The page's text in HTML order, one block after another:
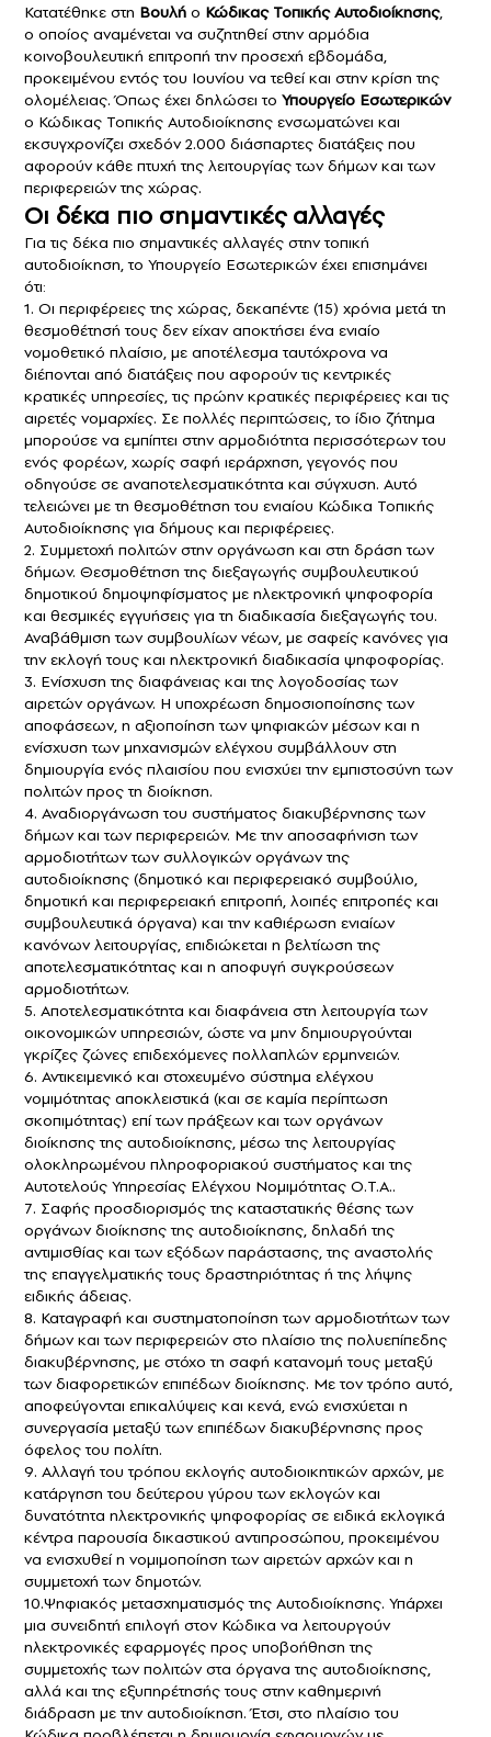
Κατατέθηκε στη Βουλή ο Κώδικας Τοπικής Αυτοδιοίκησης,
ο οποίος αναμένεται να συζητηθεί στην αρμόδια
κοινοβουλευτική επιτροπή την προσεχή εβδομάδα,
προκειμένου εντός του Ιουνίου να τεθεί και στην κρίση της
ολομέλειας. Όπως έχει δηλώσει το Υπουργείο Εσωτερικών
ο Κώδικας Τοπικής Αυτοδιοίκησης ενσωματώνει και
εκσυγχρονίζει σχεδόν 2.000 διάσπαρτες διατάξεις που
αφορούν κάθε πτυχή της λειτουργίας των δήμων και των
περιφερειών της χώρας.
Οι δέκα πιο σημαντικές αλλαγές
Για τις δέκα πιο σημαντικές αλλαγές στην τοπική
αυτοδιοίκηση, το Υπουργείο Εσωτερικών έχει επισημάνει
ότι:
1. Οι περιφέρειες της χώρας, δεκαπέντε (15) χρόνια μετά τη
θεσμοθέτησή τους δεν είχαν αποκτήσει ένα ενιαίο
νομοθετικό πλαίσιο, με αποτέλεσμα ταυτόχρονα να
διέπονται από διατάξεις που αφορούν τις κεντρικές
κρατικές υπηρεσίες, τις πρώην κρατικές περιφέρειες και τις
αιρετές νομαρχίες. Σε πολλές περιπτώσεις, το ίδιο ζήτημα
μπορούσε να εμπίπτει στην αρμοδιότητα περισσότερων του
ενός φορέων, χωρίς σαφή ιεράρχηση, γεγονός που
οδηγούσε σε αναποτελεσματικότητα και σύγχυση. Αυτό
τελειώνει με τη θεσμοθέτηση του ενιαίου Κώδικα Τοπικής
Αυτοδιοίκησης για δήμους και περιφέρειες.
2. Συμμετοχή πολιτών στην οργάνωση και στη δράση των
δήμων. Θεσμοθέτηση της διεξαγωγής συμβουλευτικού
δημοτικού δημοψηφίσματος με ηλεκτρονική ψηφοφορία
και θεσμικές εγγυήσεις για τη διαδικασία διεξαγωγής του.
Αναβάθμιση των συμβουλίων νέων, με σαφείς κανόνες για
την εκλογή τους και ηλεκτρονική διαδικασία ψηφοφορίας.
3. Ενίσχυση της διαφάνειας και της λογοδοσίας των
αιρετών οργάνων. Η υποχρέωση δημοσιοποίησης των
αποφάσεων, η αξιοποίηση των ψηφιακών μέσων και η
ενίσχυση των μηχανισμών ελέγχου συμβάλλουν στη
δημιουργία ενός πλαισίου που ενισχύει την εμπιστοσύνη των
πολιτών προς τη διοίκηση.
4. Αναδιοργάνωση του συστήματος διακυβέρνησης των
δήμων και των περιφερειών. Με την αποσαφήνιση των
αρμοδιοτήτων των συλλογικών οργάνων της
αυτοδιοίκησης (δημοτικό και περιφερειακό συμβούλιο,
δημοτική και περιφερειακή επιτροπή, λοιπές επιτροπές και
συμβουλευτικά όργανα) και την καθιέρωση ενιαίων
κανόνων λειτουργίας, επιδιώκεται η βελτίωση της
αποτελεσματικότητας και η αποφυγή συγκρούσεων
αρμοδιοτήτων.
5. Αποτελεσματικότητα και διαφάνεια στη λειτουργία των
οικονομικών υπηρεσιών, ώστε να μην δημιουργούνται
γκρίζες ζώνες επιδεχόμενες πολλαπλών ερμηνειών.
6. Αντικειμενικό και στοχευμένο σύστημα ελέγχου
νομιμότητας αποκλειστικά (και σε καμία περίπτωση
σκοπιμότητας) επί των πράξεων και των οργάνων
διοίκησης της αυτοδιοίκησης, μέσω της λειτουργίας
ολοκληρωμένου πληροφοριακού συστήματος και της
Αυτοτελούς Υπηρεσίας Ελέγχου Νομιμότητας Ο.Τ.Α..
7. Σαφής προσδιορισμός της καταστατικής θέσης των
οργάνων διοίκησης της αυτοδιοίκησης, δηλαδή της
αντιμισθίας και των εξόδων παράστασης, της αναστολής
της επαγγελματικής τους δραστηριότητας ή της λήψης
ειδικής άδειας.
8. Καταγραφή και συστηματοποίηση των αρμοδιοτήτων των
δήμων και των περιφερειών στο πλαίσιο της πολυεπίπεδης
διακυβέρνησης, με στόχο τη σαφή κατανομή τους μεταξύ
των διαφορετικών επιπέδων διοίκησης. Με τον τρόπο αυτό,
αποφεύγονται επικαλύψεις και κενά, ενώ ενισχύεται η
συνεργασία μεταξύ των επιπέδων διακυβέρνησης προς
όφελος του πολίτη.
9. Αλλαγή του τρόπου εκλογής αυτοδιοικητικών αρχών, με
κατάργηση του δεύτερου γύρου των εκλογών και
δυνατότητα ηλεκτρονικής ψηφοφορίας σε ειδικά εκλογικά
κέντρα παρουσία δικαστικού αντιπροσώπου, προκειμένου
να ενισχυθεί η νομιμοποίηση των αιρετών αρχών και η
συμμετοχή των δημοτών.
10.Ψηφιακός μετασχηματισμός της Αυτοδιοίκησης. Υπάρχει
μια συνειδητή επιλογή στον Κώδικα να λειτουργούν
ηλεκτρονικές εφαρμογές προς υποβοήθηση της
συμμετοχής των πολιτών στα όργανα της αυτοδιοίκησης,
αλλά και της εξυπηρέτησής τους στην καθημερινή
διάδραση με την αυτοδιοίκηση. Έτσι, στο πλαίσιο του